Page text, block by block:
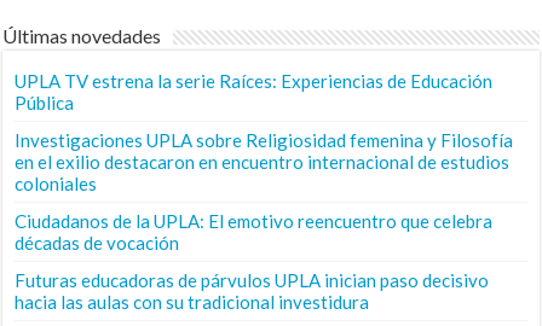
Últimas novedades
UPLA TV estrena la serie Raíces: Experiencias de Educación
Pública
Investigaciones UPLA sobre Religiosidad femenina y Filosofía
en el exilio destacaron en encuentro internacional de estudios
coloniales
Ciudadanos de la UPLA: El emotivo reencuentro que celebra
décadas de vocación
Futuras educadoras de párvulos UPLA inician paso decisivo
hacia las aulas con su tradicional investidura